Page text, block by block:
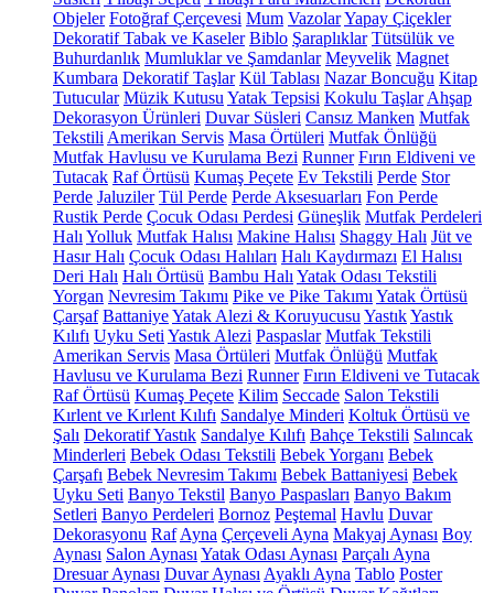
Objeler Fotoğraf Çerçevesi Mum VazolarYapay Çiçekler
Dekoratif Tabak ve Kaseler Biblo Şaraplıklar Tütsülük ve
Buhurdanlık Mumluklar ve Şamdanlar Meyvelik Magnet
Kumbara Dekoratif Taşlar Kül Tablası Nazar Boncuğu Kitap
Tutucular Müzik Kutusu Yatak Tepsisi Kokulu Taşlar Ahşap
Dekorasyon Ürünleri Duvar Süsleri Cansız Manken Mutfak
Tekstili Amerikan Servis Masa Örtüleri Mutfak Önlüğü
Mutfak Havlusu ve Kurulama Bezi Runner Fırın Eldiveni ve
Tutacak Raf Örtüsü Kumaş Peçete Ev Tekstili Perde Stor
Perde Jaluziler Tül Perde Perde Aksesuarları Fon Perde
Rustik Perde Çocuk Odası Perdesi Güneşlik Mutfak Perdeleri
Halı Yolluk Mutfak Halısı Makine Halısı Shaggy Halı Jüt ve
Hasır Halı Çocuk Odası Halıları Halı Kaydırmazı El Halısı
Deri Halı Halı Örtüsü Bambu Halı Yatak Odası Tekstili
Yorgan Nevresim Takımı Pike ve Pike Takımı Yatak Örtüsü
Çarşaf BattaniyeYatak Alezi & Koruyucusu YastıkYastık
Kılıfı Uyku Seti Yastık Alezi Paspaslar Mutfak Tekstili
Amerikan Servis Masa Örtüleri Mutfak Önlüğü Mutfak
Havlusu ve Kurulama Bezi Runner Fırın Eldiveni ve Tutacak
Raf Örtüsü Kumaş Peçete Kilim Seccade Salon Tekstili
Kırlent ve Kırlent Kılıfı Sandalye Minderi Koltuk Örtüsü ve
Şalı Dekoratif Yastık Sandalye Kılıfı Bahçe Tekstili Salıncak
Minderleri Bebek Odası Tekstili Bebek Yorganı Bebek
Çarşafı Bebek Nevresim Takımı Bebek Battaniyesi Bebek
Uyku Seti Banyo Tekstil Banyo Paspasları Banyo Bakım
Setleri Banyo Perdeleri Bornoz Peştemal Havlu Duvar
Dekorasyonu Raf Ayna Çerçeveli Ayna Makyaj Aynası Boy
Aynası Salon Aynası Yatak Odası Aynası Parçalı Ayna
Dresuar Aynası Duvar Aynası Ayaklı Ayna Tablo Poster